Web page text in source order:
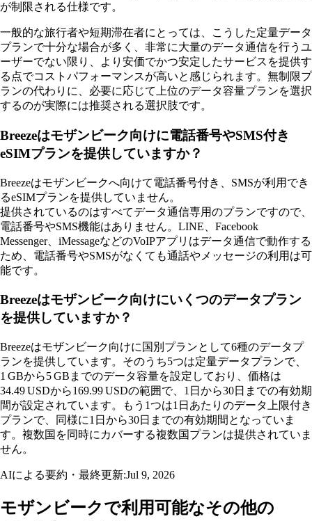
が制限される仕様です。
一般的な旅行者や短期滞在者にとっては、こうした定量データ
プランで十分な場合が多く、非常に大量のデータ通信を行うユ
ーザーでない限り、より安価でかつ安定したサービスを提供す
る点でコストパフォーマンスが高いと感じられます。無制限プ
ランの代わりに、必要に応じて上位のデータ容量プランを選択
するのが実際には推奨される選択肢です。
Breezeはモザンビーク向けに電話番号やSMS付き
eSIMプランを提供していますか？
Breezeはモザンビークへ向けて電話番号付き、SMSが利用でき
るeSIMプランを提供していません。
提供されているのはすべてデータ通信専用のプランですので、
電話番号やSMS機能はありません。LINE、Facebook
Messenger、iMessageなどのVoIPアプリはデータ通信で動作する
ため、電話番号やSMSがなくても通話やメッセージの利用は可
能です。
Breezeはモザンビーク向けにいくつのデータプラン
を提供していますか？
Breezeはモザンビーク向けに国別プランとして6種のデータプ
ランを提供しています。そのうち5つは定量データプランで、
1 GBから5 GBまでのデータ容量を設定しており、価格は
34.49 USDから169.99 USDの範囲で、1日から30日までの有効期
間が設定されています。もう1つは1日あたりのデータ上限付き
プランで、同様に1日から30日までの有効期間となっていま
す。複数国を同時にカバーする複数国プランは提供されていま
せん。
AIによる要約・最終更新:Jul 9, 2026
モザンビークで利用可能なその他の